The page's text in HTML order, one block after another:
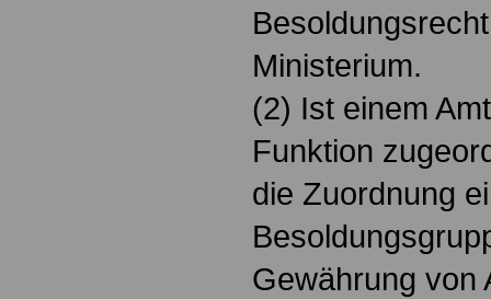
Ministerium.
(2) Ist einem
Funktion
die Zuordnung
Gewährung von